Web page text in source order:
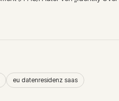
eu datenresidenz saas